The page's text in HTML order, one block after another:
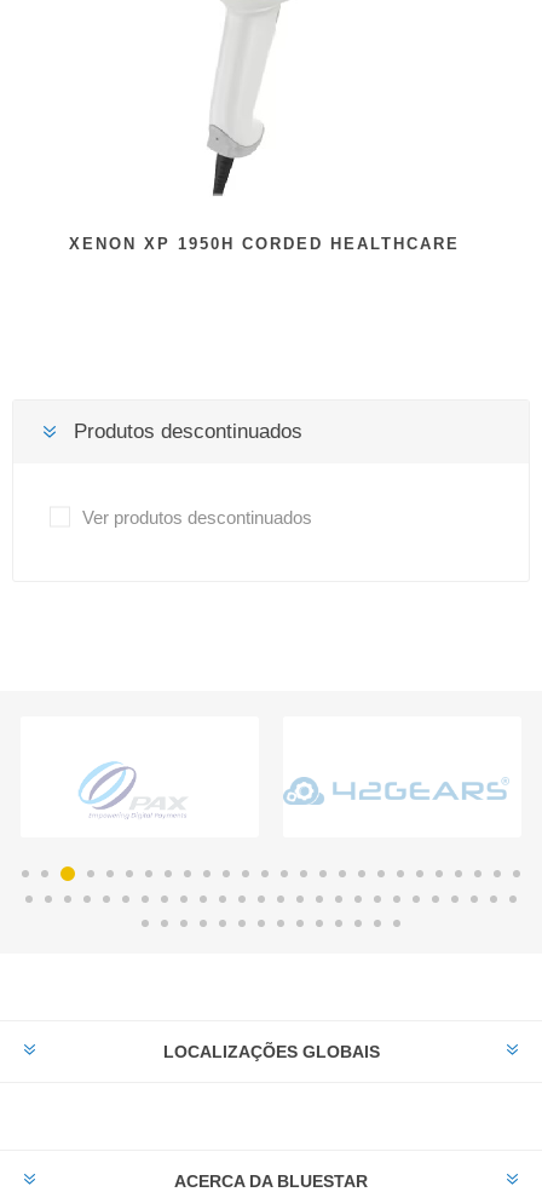
XENON XP 1950H CORDED HEALTHCARE
Produtos descontinuados
Ver produtos descontinuados
LOCALIZAÇÕES GLOBAIS
ACERCA DA BLUESTAR